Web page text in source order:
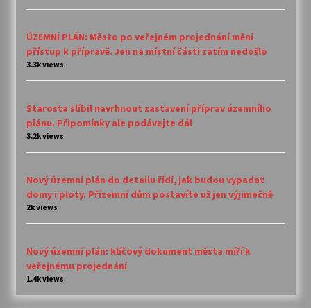
ÚZEMNÍ PLÁN: Město po veřejném projednání mění
přístup k přípravě. Jen na místní části zatím nedošlo
3.3k views
Starosta slíbil navrhnout zastavení příprav územního
plánu. Připomínky ale podávejte dál
3.2k views
Nový územní plán do detailu řídí, jak budou vypadat
domy i ploty. Přízemní dům postavíte už jen výjimečně
2k views
Nový územní plán: klíčový dokument města míří k
veřejnému projednání
1.4k views